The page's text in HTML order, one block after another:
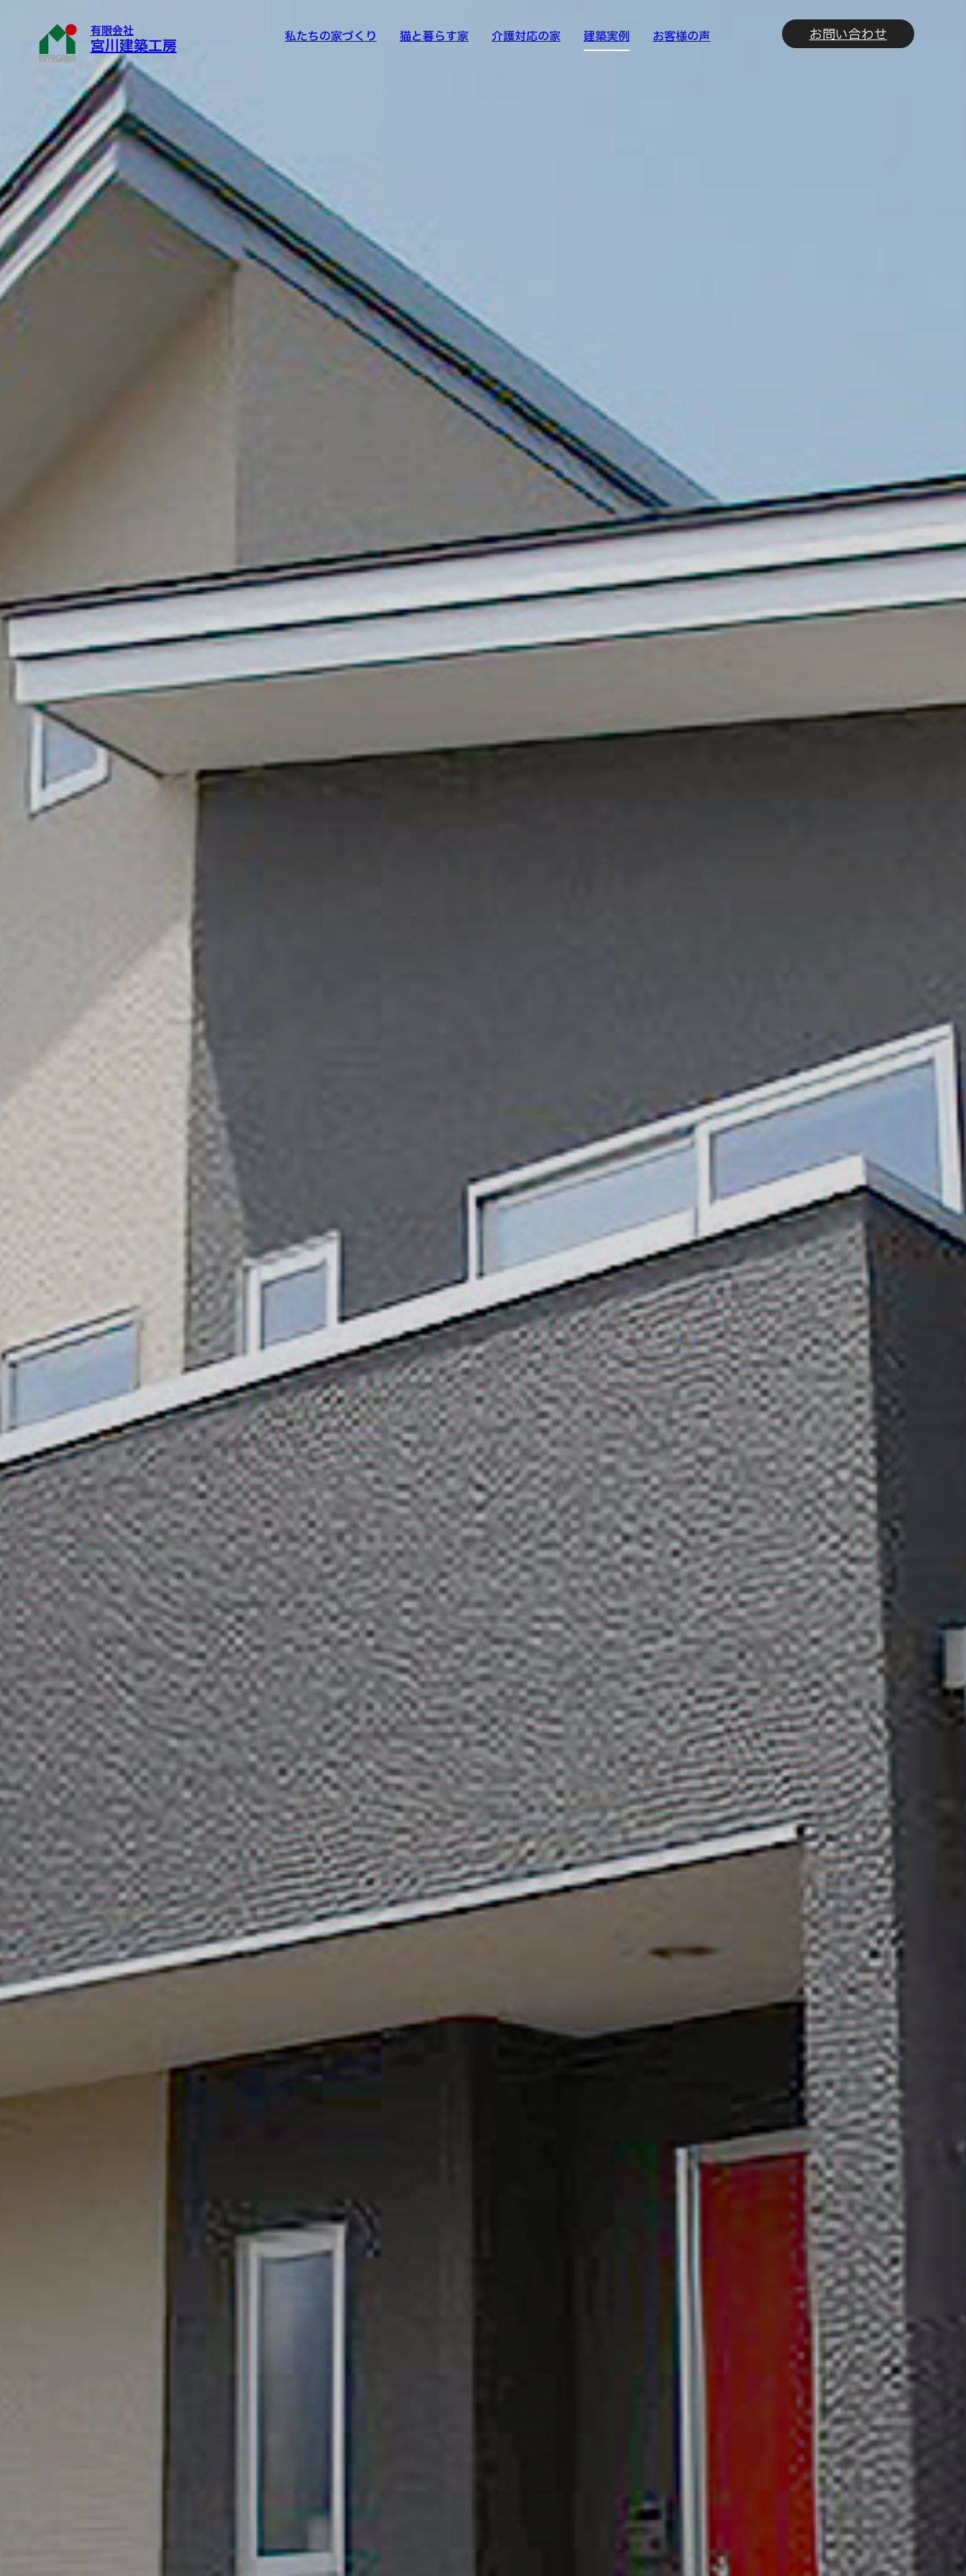
有限会社
宮川建築工房
私たちの家づくり 猫と暮らす家 介護対応の家 建築実例 お客様の声 お問い合わせ